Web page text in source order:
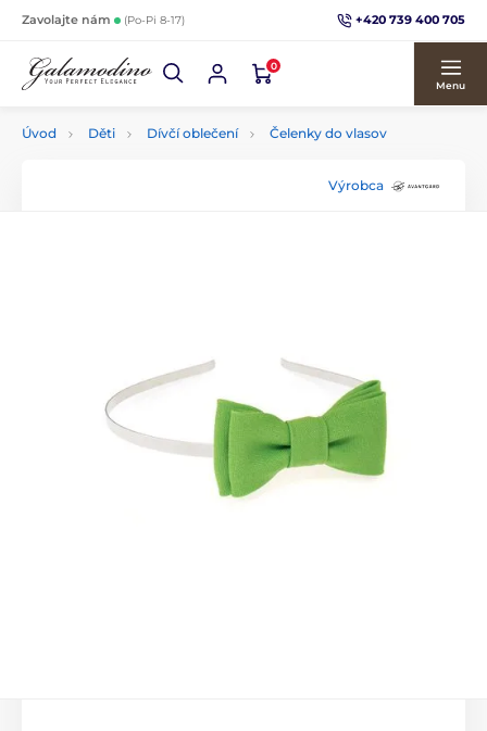
Zavolajte nám (Po-Pi 8-17) +420 739 400 705
0
Menu
Úvod Děti Dívčí oblečení Čelenky do vlasov
Výrobca